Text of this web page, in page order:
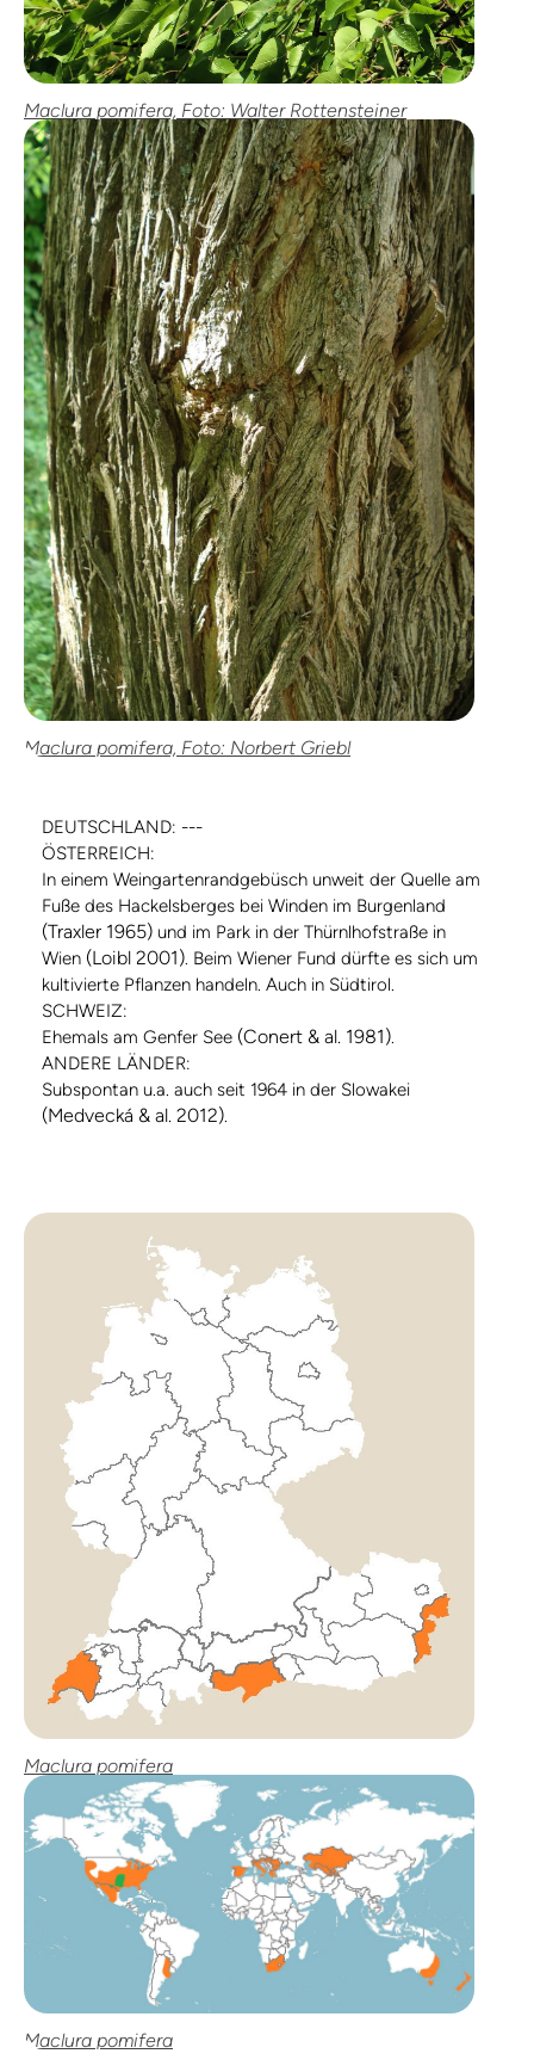
Maclura pomifera, Foto: Walter Rottensteiner
Maclura pomifera, Foto: Norbert Griebl
DEUTSCHLAND: ---
ÖSTERREICH:
In einem Weingartenrandgebüsch unweit der Quelle am
Fuße des Hackelsberges bei Winden im Burgenland
(Traxler 1965) und im Park in der Thürnlhofstraße in
Wien (Loibl 2001). Beim Wiener Fund dürfte es sich um
kultivierte Pflanzen handeln. Auch in Südtirol.
SCHWEIZ:
Ehemals am Genfer See (Conert & al. 1981).
ANDERE LÄNDER:
Subspontan u.a. auch seit 1964 in der Slowakei
(Medvecká & al. 2012).
Maclura pomifera
Maclura pomifera